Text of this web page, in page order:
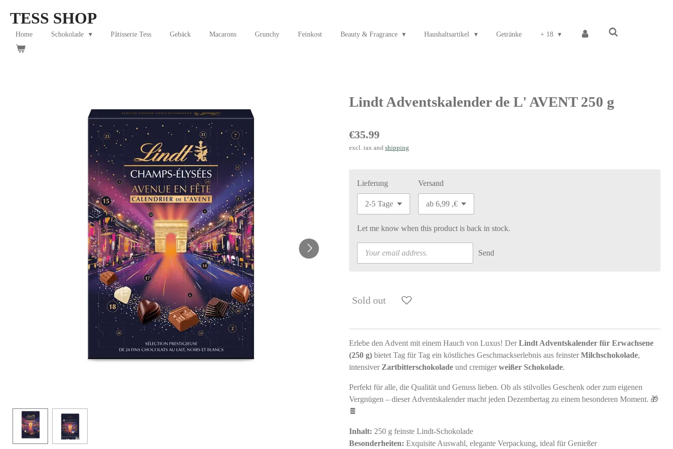
main
content
TESS SHOP
Home Schokolade Pâtisserie Tess Gebäck Macarons Grunchy Feinkost Beauty & Fragrance Haushaltsartikel Getränke + 18
Lindt Adventskalender de L' AVENT 250 g
€35.99
excl. tax and shipping
Lieferung Versand
Let me know when this product is back in stock.
Send
Sold out
Erlebe den Advent mit einem Hauch von Luxus! DerLindt Adventskalender für Erwachsene
(250 g) bietet Tag für Tag ein köstliches Geschmackserlebnis aus feinsterMilchschokolade,
intensiver Zartbitterschokolade und cremigerweißer Schokolade.
Perfekt für alle, die Qualität und Genuss lieben. Ob als stilvolles Geschenk oder zum eigenen
Vergnügen – dieser Adventskalender macht jeden Dezembertag zu einem besonderen Moment. 🎁
🍫
Inhalt: 250 g feinste Lindt-Schokolade
Besonderheiten: Exquisite Auswahl, elegante Verpackung, ideal für Genießer